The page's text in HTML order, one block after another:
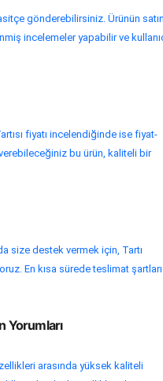
gönderebilirsiniz. Ürünün
incelemeler yapabilir ve
fiyatı incelendiğinde ise fiyat-
bu ürün, kaliteli bir
size destek vermek için, Tartı
En kısa sürede teslimat şartları
Yorumları
arasında yüksek kaliteli